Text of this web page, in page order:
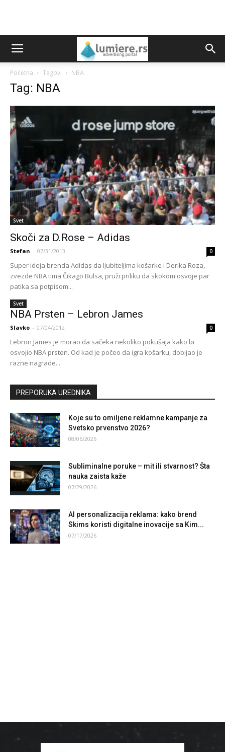
Početna Tagovi NBA
Tag: NBA
Svet
Skoči za D.Rose – Adidas
Stefan - 07/31/2013 0
Super ideja brenda Adidas da ljubiteljima košarke i Derika Roza,
zvezde NBA tima Čikago Bulsa, pruži priliku da skokom osvoje par
patika sa potpisom...
Svet
NBA Prsten – Lebron James
Slavko - 07/04/2012 0
Lebron James je morao da sačeka nekoliko pokušaja kako bi
osvojio NBA prsten. Od kad je počeo da igra košarku, dobijao je
razne nagrade...
PREPORUKA UREDNIKA
Koje su to omiljene reklamne kampanje za
Svetsko prvenstvo 2026?
08/06/2026
Subliminalne poruke – mit ili stvarnost? Šta
nauka zaista kaže
07/29/2026
AI personalizacija reklama: kako brend
Skims koristi digitalne inovacije sa Kim...
07/17/2026